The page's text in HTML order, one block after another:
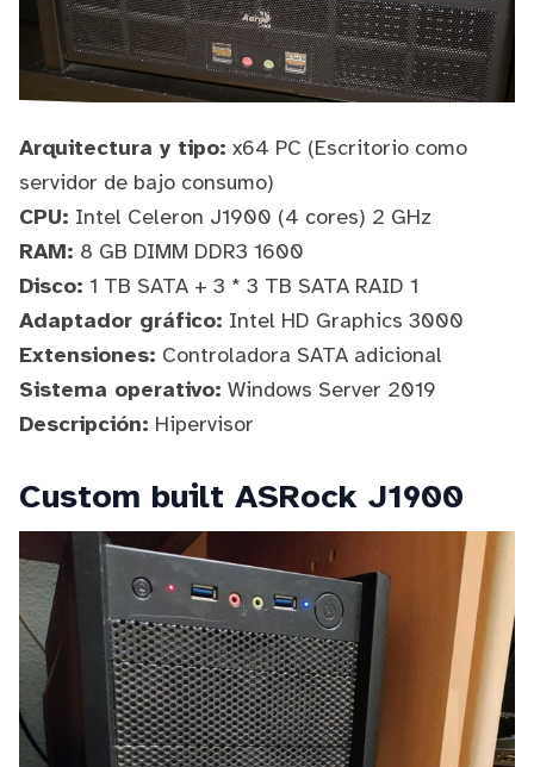
Arquitectura y tipo: x64 PC (Escritorio como
servidor de bajo consumo)
CPU: Intel Celeron J1900 (4 cores) 2 GHz
RAM: 8 GB DIMM DDR3 1600
Disco: 1 TB SATA + 3 * 3 TB SATA RAID 1
Adaptador gráfico: Intel HD Graphics 3000
Extensiones: Controladora SATA adicional
Sistema operativo: Windows Server 2019
Descripción: Hipervisor
Custom built ASRock J1900